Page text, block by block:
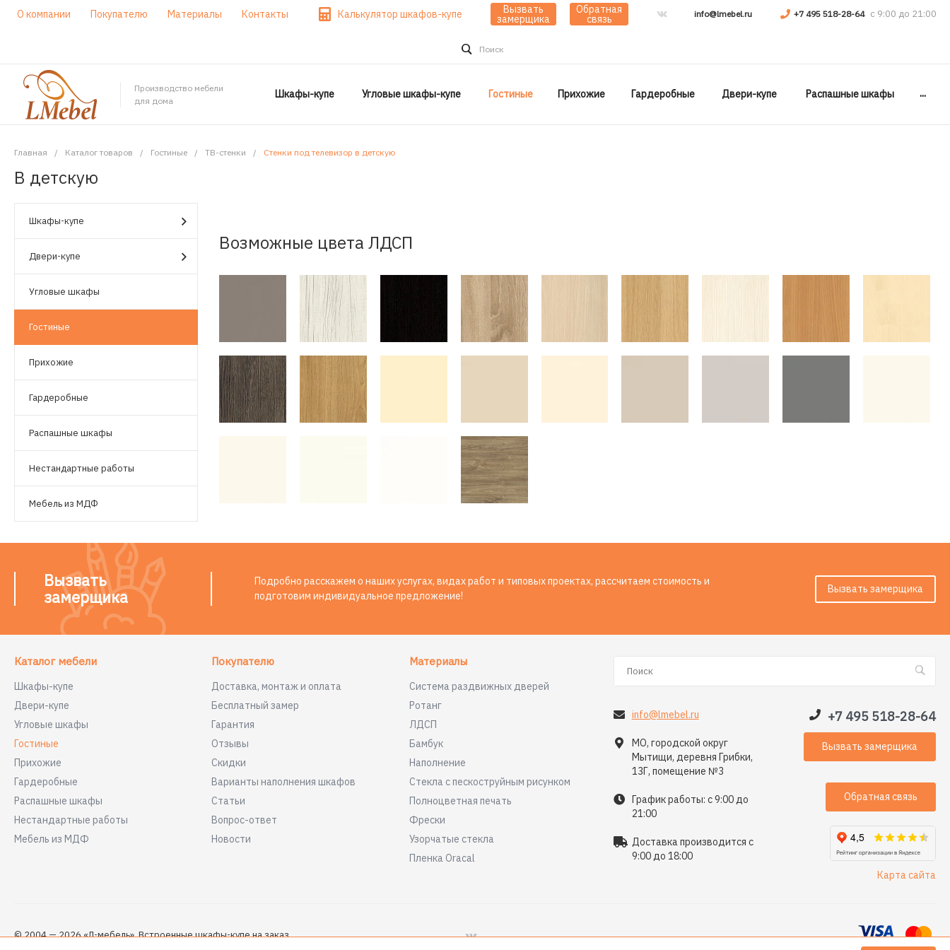
О компании Покупателю Материалы Контакты Калькулятор шкафов-купе Вызвать
замерщика
Обратная
связь info@lmebel.ru +7 495 518-28-64
Поиск
Производство мебели
для дома
Шкафы-купе Угловые шкафы-купе Гостиные Прихожие Гардеробные Двери-купе Распашные шкафы ...
Главная / Каталог товаров / Гостиные / ТВ-стенки / Стенки под телевизор в детскую
В детскую
Шкафы-купе
Двери-купе
Угловые шкафы
Гостиные
Прихожие
Гардеробные
Распашные шкафы
Нестандартные работы
Мебель из МДФ
Возможные цвета ЛДСП
Вызвать
замерщика
Подробно расскажем о наших услугах, видах работ и типовых проектах, рассчитаем стоимость и
подготовим индивидуальное предложение!
Вызвать замерщика
Каталог мебели
Шкафы-купе
Двери-купе
Угловые шкафы
Гостиные
Прихожие
Гардеробные
Распашные шкафы
Нестандартные работы
Мебель из МДФ
Покупателю
Доставка, монтаж и оплата
Бесплатный замер
Гарантия
Отзывы
Скидки
Варианты наполнения шкафов
Статьи
Вопрос-ответ
Новости
Материалы
Система раздвижных дверей
Ротанг
ЛДСП
Бамбук
Наполнение
Стекла с пескоструйным рисунком
Полноцветная печать
Фрески
Узорчатые стекла
Пленка Oracal
info@lmebel.ru
МО, городской округ
Мытищи, деревня Грибки,
13Г, помещение №3
График работы: с 9:00 до
21:00
Доставка производится с
9:00 до 18:00
+7 495 518-28-64
Вызвать замерщика
Обратная связь
Карта сайта
© 2004 — 2026 «Л-мебель». Встроенные шкафы-купе на заказ